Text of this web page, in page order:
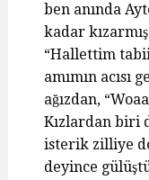
ben anında
kadar
“Hallettim
amımın acısı
ağızdan,
Kızlardan biri
isterik zilliye
deyince